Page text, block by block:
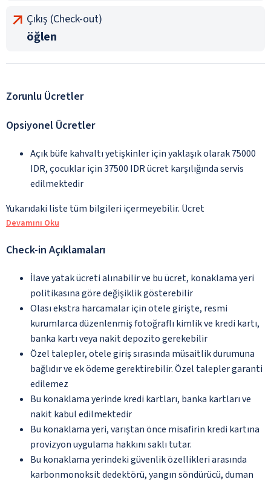
Çıkış (Check-out)
öğlen
Zorunlu Ücretler
Opsiyonel Ücretler
Açık büfe kahvaltı yetişkinler için yaklaşık olarak 75000
IDR, çocuklar için 37500 IDR ücret karşılığında servis
edilmektedir
Yukarıdaki liste tüm bilgileri içermeyebilir. Ücret
Devamını Oku
Check-in Açıklamaları
İlave yatak ücreti alınabilir ve bu ücret, konaklama yeri
politikasına göre değişiklik gösterebilir
Olası ekstra harcamalar için otele girişte, resmi
kurumlarca düzenlenmiş fotoğraflı kimlik ve kredi kartı,
banka kartı veya nakit depozito gerekebilir
Özel talepler, otele giriş sırasında müsaitlik durumuna
bağlıdır ve ek ödeme gerektirebilir. Özel talepler garanti
edilemez
Bu konaklama yerinde kredi kartları, banka kartları ve
nakit kabul edilmektedir
Bu konaklama yeri, varıştan önce misafirin kredi kartına
provizyon uygulama hakkını saklı tutar.
Bu konaklama yerindeki güvenlik özellikleri arasında
karbonmonoksit dedektörü, yangın söndürücü, duman